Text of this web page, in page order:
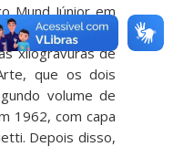
Mund Júnior em
em 1960 com
xilogravuras de
que os dois
volume de
1962, com capa
Depois disso,